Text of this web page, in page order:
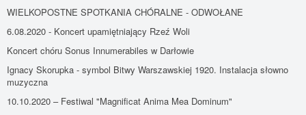
WIELKOPOSTNE SPOTKANIA CHÓRALNE - ODWOŁANE
6.08.2020 - Koncert upamiętniający Rzeź Woli
Koncert chóru Sonus Innumerabiles w Darłowie
Ignacy Skorupka - symbol Bitwy Warszawskiej 1920. Instalacja słowno
muzyczna
10.10.2020 – Festiwal "Magnificat Anima Mea Dominum"